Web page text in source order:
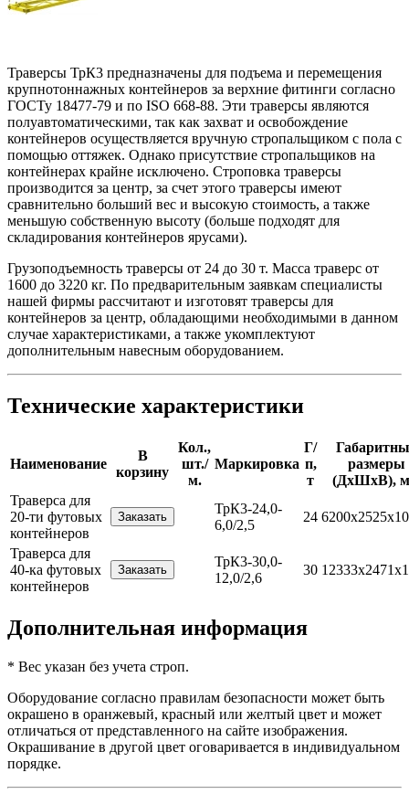
Траверсы ТрК3 предназначены для подъема и перемещения
крупнотоннажных контейнеров за верхние фитинги согласно
ГОСТу 18477-79 и по ISO 668-88. Эти траверсы являются
полуавтоматическими, так как захват и освобождение
контейнеров осуществляется вручную стропальщиком с пола с
помощью оттяжек. Однако присутствие стропальщиков на
контейнерах крайне исключено. Строповка траверсы
производится за центр, за счет этого траверсы имеют
сравнительно больший вес и высокую стоимость, а также
меньшую собственную высоту (больше подходят для
складирования контейнеров ярусами).
Грузоподъемность траверсы от 24 до 30 т. Масса траверс от
1600 до 3220 кг. По предварительным заявкам специалисты
нашей фирмы рассчитают и изготовят траверсы для
контейнеров за центр, обладающими необходимыми в данном
случае характеристиками, а также укомплектуют
дополнительным навесным оборудованием.
Технические характеристики
Наименование
В
корзину
Кол.,
шт./
м.
Маркировка
Г/
п,
т
размеры
(ДхШхВ),
Траверса для
20-ти футовых
контейнеров
ТрК3-24,0-
6,0/2,5
24
Траверса для
40-ка футовых
контейнеров
ТрК3-30,0-
12,0/2,6
30
Дополнительная информация
* Вес указан без учета строп.
Оборудование согласно правилам безопасности может быть
окрашено в оранжевый, красный или желтый цвет и может
отличаться от представленного на сайте изображения.
Окрашивание в другой цвет оговаривается в индивидуальном
порядке.